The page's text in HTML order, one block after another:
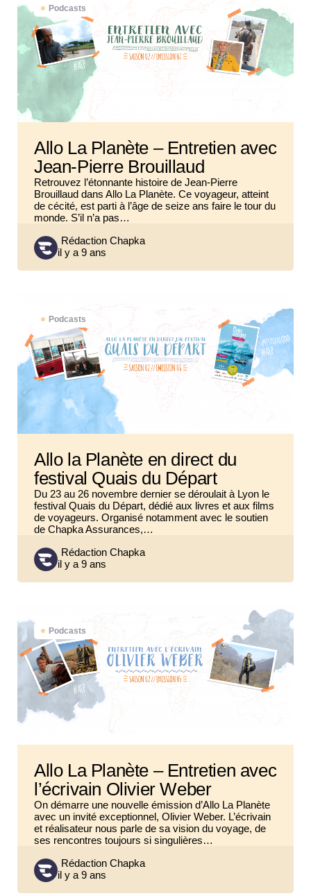
Podcasts
Allo La Planète – Entretien avec
Jean-Pierre Brouillaud
Retrouvez l’étonnante histoire de Jean-Pierre
Brouillaud dans Allo La Planète. Ce voyageur, atteint
de cécité, est parti à l’âge de seize ans faire le tour du
monde. S’il n’a pas…
Posted
by
Rédaction Chapka
il y a 9 ans
Podcasts
Allo la Planète en direct du
festival Quais du Départ
Du 23 au 26 novembre dernier se déroulait à Lyon le
festival Quais du Départ, dédié aux livres et aux films
de voyageurs. Organisé notamment avec le soutien
de Chapka Assurances,…
Posted
by
Rédaction Chapka
il y a 9 ans
Podcasts
Allo La Planète – Entretien avec
l’écrivain Olivier Weber
On démarre une nouvelle émission d’Allo La Planète
avec un invité exceptionnel, Olivier Weber. L’écrivain
et réalisateur nous parle de sa vision du voyage, de
ses rencontres toujours si singulières…
Posted
by
Rédaction Chapka
il y a 9 ans